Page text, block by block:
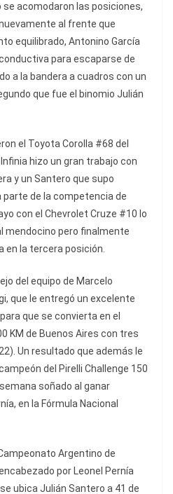
acomodaron las posiciones,
al frente que
equilibrado, Antonino García
para escaparse de
a la bandera a cuadros con un
que fue el binomio Julián
el Toyota Corolla #68 del
hizo un gran trabajo con
y un Santero que supo
de la competencia de
con el Chevrolet Cruze #10 lo
mendocino pero finalmente
en la tercera posición.
del equipo de Marcelo
que le entregó un excelente
que se convierta en el
KM de Buenos Aires con tres
Un resultado que además le
del Pirelli Challenge 150
soñado al ganar
en la Fórmula Nacional
Argentino de
por Leonel Pernía
ubica Julián Santero a 41 de